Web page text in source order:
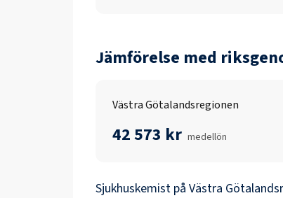
Jämförelse med
Västra Götalandsregionen
42 573 kr medellön
Sjukhuskemist på Västra